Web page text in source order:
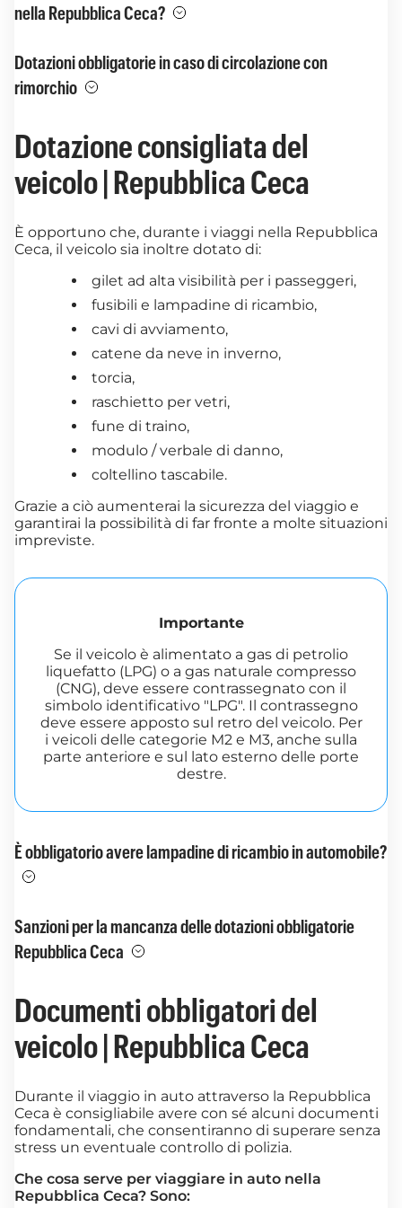
nella Repubblica Ceca?
Dotazioni obbligatorie in caso di circolazione con
rimorchio
Dotazione consigliata del
veicolo | Repubblica Ceca
È opportuno che, durante i viaggi nella Repubblica
Ceca, il veicolo sia inoltre dotato di:
gilet ad alta visibilità per i passeggeri,
fusibili e lampadine di ricambio,
cavi di avviamento,
catene da neve in inverno,
torcia,
raschietto per vetri,
fune di traino,
modulo / verbale di danno,
coltellino tascabile.
Grazie a ciò aumenterai la sicurezza del viaggio e
garantirai la possibilità di far fronte a molte situazioni
impreviste.
Importante
Se il veicolo è alimentato a gas di petrolio
liquefatto (LPG) o a gas naturale compresso
(CNG), deve essere contrassegnato con il
simbolo identificativo "LPG". Il contrassegno
deve essere apposto sul retro del veicolo. Per
i veicoli delle categorie M2 e M3, anche sulla
parte anteriore e sul lato esterno delle porte
destre.
È obbligatorio avere lampadine di ricambio in automobile?
Sanzioni per la mancanza delle dotazioni obbligatorie
Repubblica Ceca
Documenti obbligatori del
veicolo | Repubblica Ceca
Durante il viaggio in auto attraverso la Repubblica
Ceca è consigliabile avere con sé alcuni documenti
fondamentali, che consentiranno di superare senza
stress un eventuale controllo di polizia.
Che cosa serve per viaggiare in auto nella
Repubblica Ceca? Sono: